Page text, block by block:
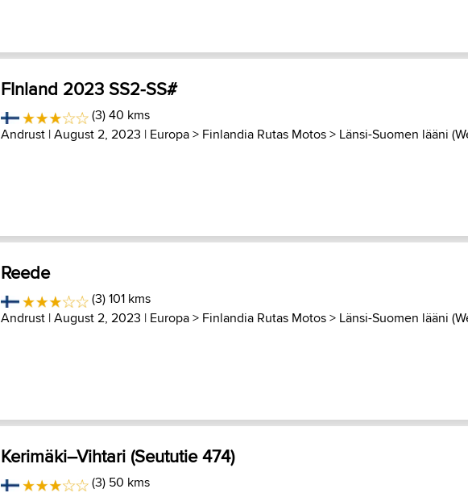
FInland 2023 SS2-SS#
(3) 40 kms
Andrust | August 2, 2023 | Europa> Finlandia Rutas Motos> Länsi-Suomen lääni
Reede
(3) 101 kms
Andrust | August 2, 2023 | Europa> Finlandia Rutas Motos> Länsi-Suomen lääni
Kerimäki–Vihtari (Seututie 474)
(3) 50 kms